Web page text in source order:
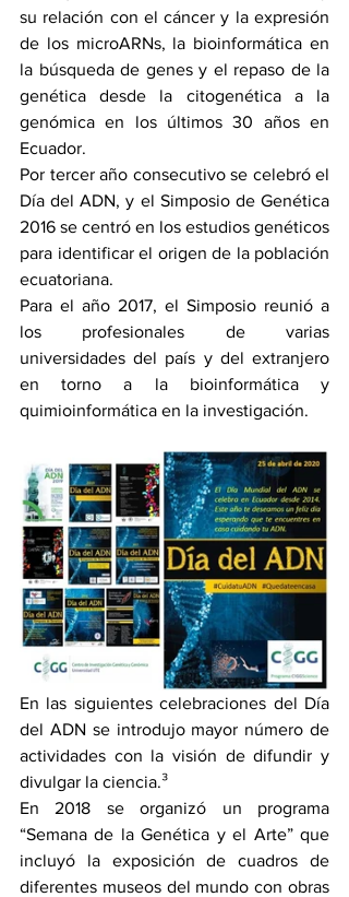
su relación con el cáncer y la expresión
de los microARNs, la bioinformática en
la búsqueda de genes y el repaso de la
genética desde la citogenética a la
genómica en los últimos 30 años en
Ecuador.
Por tercer año consecutivo se celebró el
Día del ADN, y el Simposio de Genética
2016 se centró en los estudios genéticos
para identificar el origen de la población
ecuatoriana.
Para el año 2017, el Simposio reunió a
los profesionales de varias
universidades del país y del extranjero
en torno a la bioinformática y
quimioinformática en la investigación.
En las siguientes celebraciones del Día
del ADN se introdujo mayor número de
actividades con la visión de difundir y
divulgar la ciencia.³
En 2018 se organizó un programa
“Semana de la Genética y el Arte” que
incluyó la exposición de cuadros de
diferentes museos del mundo con obras